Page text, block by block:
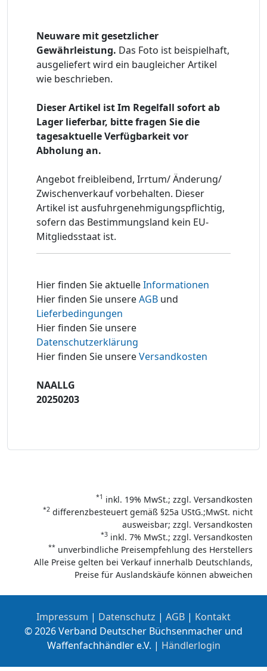
Neuware mit gesetzlicher
Gewährleistung. Das Foto ist beispielhaft,
ausgeliefert wird ein baugleicher Artikel
wie beschrieben.
Dieser Artikel ist Im Regelfall sofort ab
Lager lieferbar, bitte fragen Sie die
tagesaktuelle Verfügbarkeit vor
Abholung an.
Angebot freibleibend, Irrtum/ Änderung/
Zwischenverkauf vorbehalten. Dieser
Artikel ist ausfuhrgenehmigungspflichtig,
sofern das Bestimmungsland kein EU-
Mitgliedsstaat ist.
Hier finden Sie aktuelleInformationen
Hier finden Sie unsereAGB und
Lieferbedingungen
Hier finden Sie unsere
Datenschutzerklärung
Hier finden Sie unsereVersandkosten
NAALLG
20250203
*1 inkl. 19% MwSt.; zzgl. Versandkosten
*2 differenzbesteuert gemäß §25a UStG.;MwSt. nicht
ausweisbar; zzgl. Versandkosten
*3 inkl. 7% MwSt.; zzgl. Versandkosten
** unverbindliche Preisempfehlung des Herstellers
Alle Preise gelten bei Verkauf innerhalb Deutschlands,
Preise für Auslandskäufe können abweichen
Impressum | Datenschutz | AGB | Kontakt
© 2026 Verband Deutscher Büchsenmacher und
Waffenfachhändler e.V. | Händlerlogin